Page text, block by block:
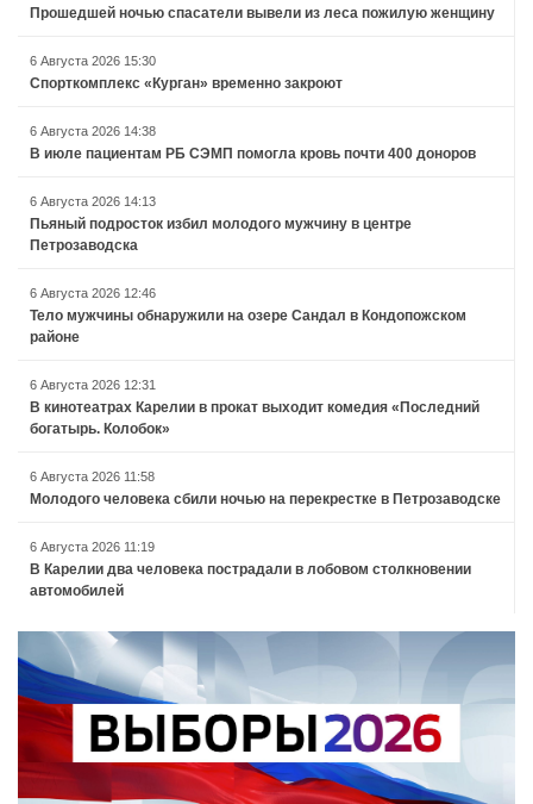
Прошедшей ночью спасатели вывели из леса пожилую женщину
6 Августа 2026 15:30
Спорткомплекс «Курган» временно закроют
6 Августа 2026 14:38
В июле пациентам РБ СЭМП помогла кровь почти 400 доноров
6 Августа 2026 14:13
Пьяный подросток избил молодого мужчину в центре
Петрозаводска
6 Августа 2026 12:46
Тело мужчины обнаружили на озере Сандал в Кондопожском
районе
6 Августа 2026 12:31
В кинотеатрах Карелии в прокат выходит комедия «Последний
богатырь. Колобок»
6 Августа 2026 11:58
Молодого человека сбили ночью на перекрестке в Петрозаводске
6 Августа 2026 11:19
В Карелии два человека пострадали в лобовом столкновении
автомобилей